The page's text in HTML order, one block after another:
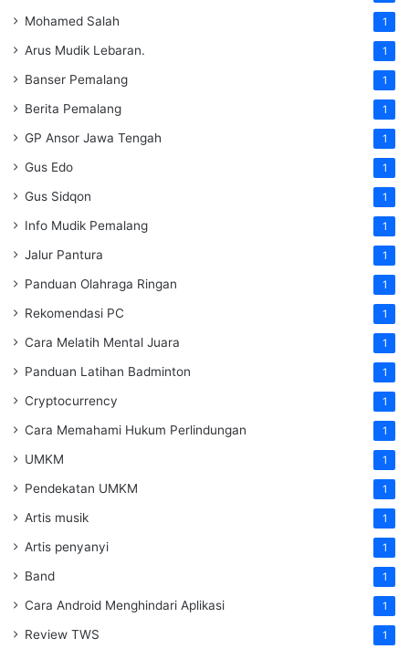
Mohamed Salah 1
Arus Mudik Lebaran. 1
Banser Pemalang 1
Berita Pemalang 1
GP Ansor Jawa Tengah 1
Gus Edo 1
Gus Sidqon 1
Info Mudik Pemalang 1
Jalur Pantura 1
Panduan Olahraga Ringan 1
Rekomendasi PC 1
Cara Melatih Mental Juara 1
Panduan Latihan Badminton 1
Cryptocurrency 1
Cara Memahami Hukum Perlindungan 1
UMKM 1
Pendekatan UMKM 1
Artis musik 1
Artis penyanyi 1
Band 1
Cara Android Menghindari Aplikasi 1
Review TWS 1